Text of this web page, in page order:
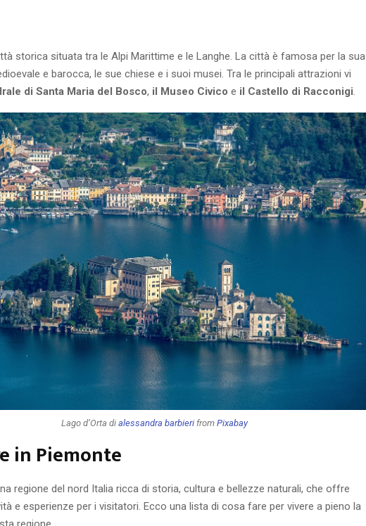
storica situata tra le Alpi Marittime e le Langhe. La città è famosa per la sua
e barocca, le sue chiese e i suoi musei. Tra le principali attrazioni vi
di Santa Maria del Bosco, il Museo Civico e il Castello di Racconigi.
Lago d’Orta di alessandra barbierifrom Pixabay
in Piemonte
regione del nord Italia ricca di storia, cultura e bellezze naturali, che offre
e esperienze per i visitatori. Ecco una lista di cosa fare per vivere a pieno la